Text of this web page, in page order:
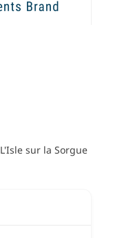
L'Isle sur la Sorgue